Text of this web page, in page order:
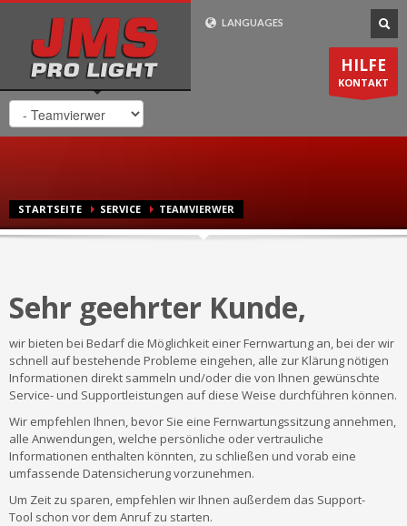
Wie Bestelle Ich?
Gehen Sie zu
unserem
Shop
2
Produkt aus. Zahlen
Sie bei uns sicher und
bequem online.
Werktagen . Innerhalb
Support-Zeiten
Mo-Fr 8:00 - 20:00 CET
0049 (0) 7725 / 9193-75
LANGUAGES
HILFE
KONTAKT
STARTSEITE SERVICE TEAMVIERWER
Sehr geehrter Kunde,
wir bieten bei Bedarf die Möglichkeit einer Fernwartung an, bei der wir
schnell auf bestehende Probleme eingehen, alle zur Klärung nötigen
Informationen direkt sammeln und/​oder die von Ihnen gewünschte
Service- und Supportleistungen auf diese Weise durchführen können.
Wir empfehlen Ihnen, bevor Sie eine Fernwartungssitzung annehmen,
alle Anwendungen, welche persönliche oder vertrauliche
Informationen enthalten könnten, zu schließen und vorab eine
umfassende Datensicherung vorzunehmen.
Um Zeit zu sparen, empfehlen wir Ihnen außerdem das Support-
Tool schon vor dem Anruf zu starten.